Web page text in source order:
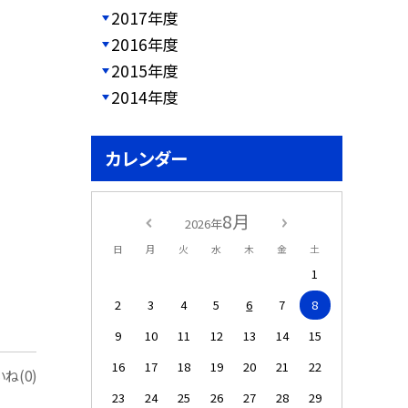
ね(0)
2017年度
2016年度
2015年度
2014年度
カレンダー
2026年8月
日 月 火 水 木 金 土
1
2
3 4 5 6 7
8
9
10 11 12 13 14
15
16
17 18 19 20 21
22
23
24 25 26 27 28 29